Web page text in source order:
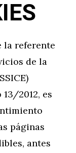
la referente
de la
2012, es
páginas
antes